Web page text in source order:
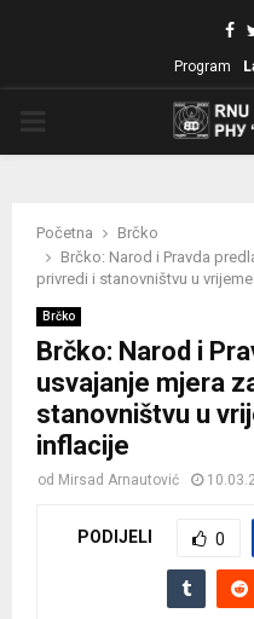
Program
Početna
Brčko
Brčko: Narod i Pravda
privredi i stanovništvu u
Brčko
Brčko: Narod i
usvajanje mjera
stanovništvu u
inflacije
od Mirsad Arnautović
PODIJELI 0